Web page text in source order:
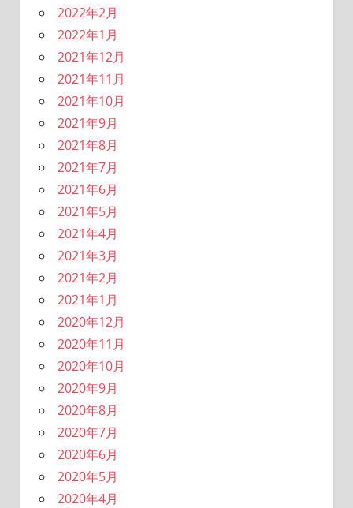
2022年2月
2022年1月
2021年12月
2021年11月
2021年10月
2021年9月
2021年8月
2021年7月
2021年6月
2021年5月
2021年4月
2021年3月
2021年2月
2021年1月
2020年12月
2020年11月
2020年10月
2020年9月
2020年8月
2020年7月
2020年6月
2020年5月
2020年4月